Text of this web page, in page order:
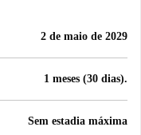
2 de maio de 2029
1 meses (30 dias).
Sem estadia máxima